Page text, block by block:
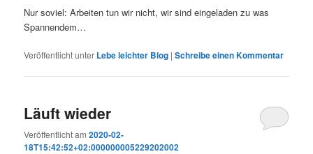
Nur soviel: Arbeiten tun wir nicht, wir sind eingeladen zu was
Spannendem…
Veröffentlicht unter Lebe leichter Blog |Schreibe einen Kommentar
Läuft wieder
Veröffentlicht am2020-02-
18T15:42:52+02:000000005229202002